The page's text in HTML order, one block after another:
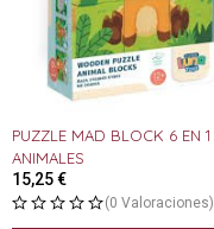
PUZZLE MAD BLOCK 6 EN 1
ANIMALES
15,25€
(0 Valoraciones)